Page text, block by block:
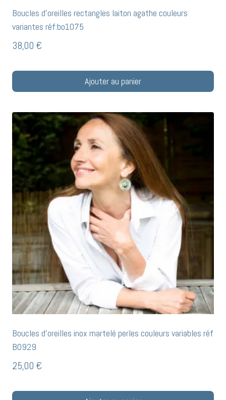
Boucles d’oreilles rectangles laiton agathe couleurs
variantes réf:bo1075
38,00 €
Ajouter au panier
Boucles d’oreilles inox martelé perles couleurs variables réf
BO929
25,00 €